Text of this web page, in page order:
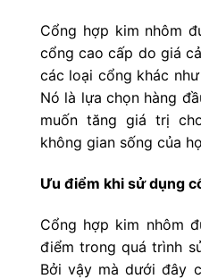
Cổng hợp kim nhôm
cổng cao cấp do giá
các loại cổng khác
Nó là lựa chọn hàng
muốn tăng giá trị
không gian sống của
Ưu điểm khi sử dụng
Cổng hợp kim nhôm
điểm trong quá trình
Bởi vậy mà dưới đây